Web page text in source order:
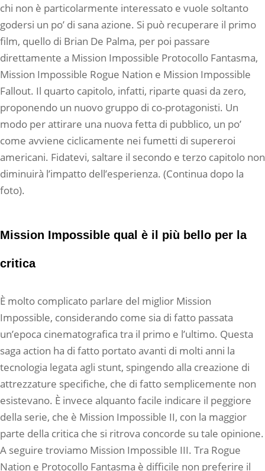
chi non è particolarmente interessato e vuole soltanto
godersi un po’ di sana azione. Si può recuperare il primo
film, quello di Brian De Palma, per poi passare
direttamente a Mission Impossible Protocollo Fantasma,
Mission Impossible Rogue Nation e Mission Impossible
Fallout. Il quarto capitolo, infatti, riparte quasi da zero,
proponendo un nuovo gruppo di co-protagonisti. Un
modo per attirare una nuova fetta di pubblico, un po’
come avviene ciclicamente nei fumetti di supereroi
americani. Fidatevi, saltare il secondo e terzo capitolo non
diminuirà l’impatto dell’esperienza. (Continua dopo la
foto).
Mission Impossible qual è il più bello per la
critica
È molto complicato parlare del miglior Mission
Impossible, considerando come sia di fatto passata
un’epoca cinematografica tra il primo e l’ultimo. Questa
saga action ha di fatto portato avanti di molti anni la
tecnologia legata agli stunt, spingendo alla creazione di
attrezzature specifiche, che di fatto semplicemente non
esistevano. È invece alquanto facile indicare il peggiore
della serie, che è Mission Impossible II, con la maggior
parte della critica che si ritrova concorde su tale opinione.
A seguire troviamo Mission Impossible III. Tra Rogue
Nation e Protocollo Fantasma è difficile non preferire il